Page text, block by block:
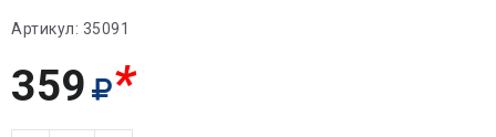
Артикул: 35091
359 *